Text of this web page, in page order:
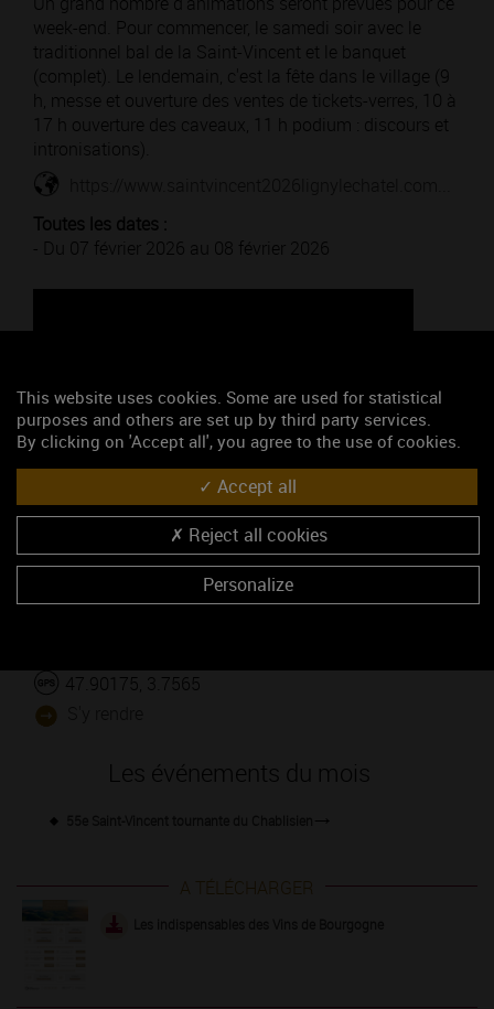
week-end. Pour commencer, le samedi soir avec le
traditionnel bal de la Saint-Vincent et le banquet
(complet). Le lendemain, c'est la fête dans le village (9
h, messe et ouverture des ventes de tickets-verres, 10 à
17 h ouverture des caveaux, 11 h podium : discours et
intronisations).
Toutes les dates :
- Du 07 février 2026 au 08 février 2026
Google Maps is disabled. Accept
47.90175, 3.7565
Les événements du mois
A TÉLÉCHARGER
This website uses cookies. Some are used for statistical
purposes and others are set up by third party services.
By clicking on 'Accept all', you agree to the use of cookies.
Accept all
Reject all cookies
Personalize